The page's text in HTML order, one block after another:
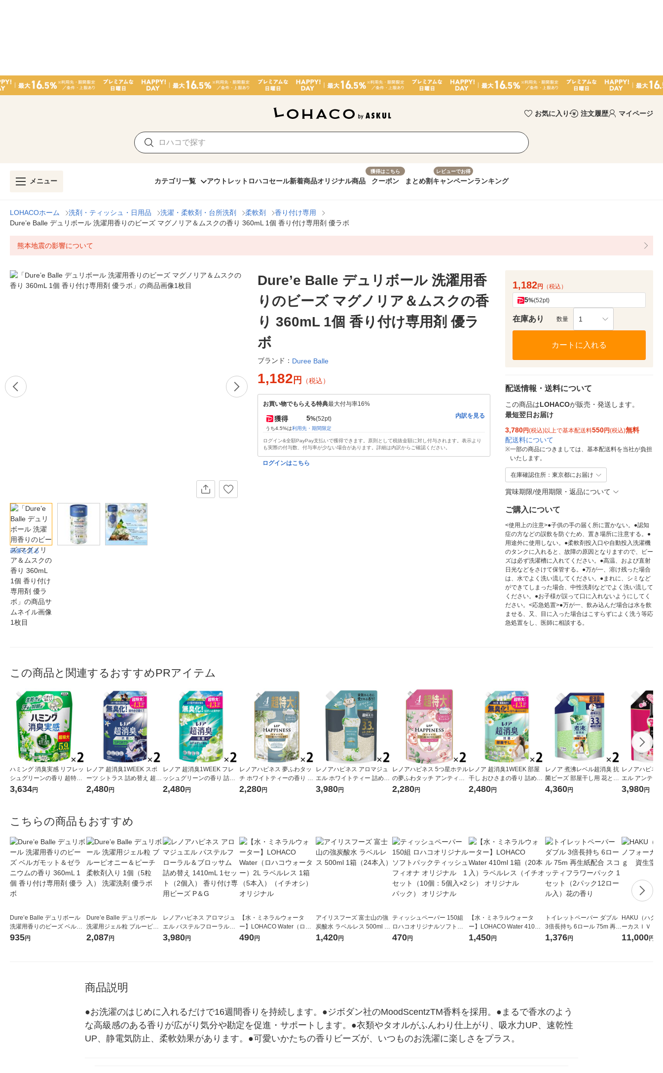
お気に入り 注文履歴 マイページ
メニュー カテゴリ一覧 アウトレット ロハコセール新着商品オリジナル商品
獲得はこちら
クーポン まとめ割
レビューでお得
キャンペーンランキング
LOHACOホーム 洗剤・ティッシュ・日用品 洗濯・柔軟剤・台所洗剤 柔軟剤
香り付け専用
Dure’e Balle デュリボール 洗濯用香りのビーズ マグノリア＆ムスクの香り 360mL 1個 香り付け専用剤 優ラボ
熊本地震の影響について
画像を見る
Dure’e Balle デュリボール 洗濯用香
りのビーズ マグノリア＆ムスクの香
り 360mL 1個 香り付け専用剤 優ラ
ボ
ブランド： Duree Balle
1,182 円 （税込）
お買い物でもらえる特典最大付与率16%
獲得 5%(52pt)
うち4.5%は利用先・期間限定
内訳を見る
ログイン&全額PayPay支払いで獲得できます。原則として税抜金額に対し付与されます。表示より
も実際の付与数、付与率が少ない場合があります。詳細は内訳からご確認ください。
ログインはこちら
1,182円 （税込）
5%(52pt)
在庫あり 数量 1
カートに入れる
配送情報・送料について
この商品はLOHACOが販売・発送します。
最短翌日お届け
3,780円(税込)以上で基本配送料550円(税込)無料
配送料について
※一部の商品につきましては、基本配送料を当社が負担
いたします。
在庫確認住所：東京都にお届け
賞味期限/使用期限・返品について
ご購入について
<使用上の注意>●子供の手の届く所に置かない。●認知
症の方などの誤飲を防ぐため、置き場所に注意する。●
用途外に使用しない。●柔軟剤投入口や自動投入洗濯機
のタンクに入れると、故障の原因となりますので、ビー
ズは必ず洗濯槽に入れてください。●高温、および直射
日光などをさけて保管する。●万が一、溶け残った場合
は、水でよく洗い流してください。●まれに、シミなど
ができてしまった場合、中性洗剤などでよく洗い流して
ください。●お子様が誤って口に入れないようにしてく
ださい。<応急処置>●万が一、飲み込んだ場合は水を飲
ませる、又、目に入った場合はこすらずによく洗う等応
急処置をし、医師に相談する。
この商品と関連するおすすめPRアイテム
ハミング 消臭実感 リフレッ
シュグリーンの香り 超特大
詰め替え 2190g 1セット（2
3,634円
レノア 超消臭1WEEK スポ
ーツ シトラス 詰め替え 超特
大 1380mL 1セット（1個×
2,480円
レノア 超消臭1WEEK フレ
ッシュグリーンの香り 詰め
替え 超特大 1380mL 1セッ
2,480円
レノアハピネス 夢ふわタッ
チ ホワイトティーの香り 詰
め替え 超特大 1285mL 1セ
2,280円
レノアハピネス アロマジュ
エル ホワイトティー 詰め替
え 1410mL 超特大 1セット
3,980円
レノアハピネス 5つ星ホテル
の夢ふわタッチ アンティー
クローズの香り 詰め替え 超
2,280円
レノア 超消臭1WEEK 部屋
干し おひさまの香り 詰め替
え 超特大 1380mL 1セット
2,480円
レノア 煮沸レベル超消臭 抗
菌ビーズ 部屋干し用 花とお
ひさまの香り 詰め替え 超特
4,360円
レノアハピネ
エル アンティ
フローラル 詰
3,980円
こちらの商品もおすすめ
Dure’e Balle デュリボール
洗濯用香りのビーズ ベルガ
モット＆ゼラニウムの香り 3
935円
Dure’e Balle デュリボール
洗濯用ジェル粒 ブルーピオ
ニー＆ピーチ 柔軟剤入り 1
2,087円
レノアハピネス アロマジュ
エル パステルフローラル＆
ブロッサム 詰め替え 1410m
3,980円
【水・ミネラルウォータ
ー】LOHACO Water（ロハ
コウォーター）2L ラベルレ
490円
アイリスフーズ 富士山の強
炭酸水 ラベルレス 500ml 1
箱（24本入）
1,420円
ティッシュペーパー 150組
ロハコオリジナルソフトパ
ックティッシュ フィオナ オ
470円
【水・ミネラルウォータ
ー】LOHACO Water 410ml
1箱（20本入）ラベルレス
1,450円
トイレットペーパー ダブル
3倍長持ち 6ロール 75m 再生
紙配合 スコッティフラワー
1,376円
HAKU（ハク
ーカスＩＶ
堂 おまけ付き
11,000円
商品説明
●お洗濯のはじめに入れるだけで16週間香りを持続します。●ジボダン社のMoodScentzTM香料を採用。●まるで香水のよう
な高級感のある香りが広がり気分や勘定を促進・サポートします。●衣類やタオルがふんわり仕上がり、吸水力UP、速乾性
UP、静電気防止、柔軟効果があります。●可愛いかたちの香りビーズが、いつものお洗濯に楽しさをプラス。